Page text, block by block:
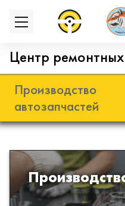
Центр
Производство
автозапчастей
Разработка и
из